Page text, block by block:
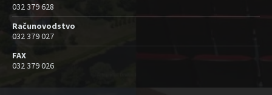
032 379 628
Računovodstvo
032 379 027
FAX
032 379 026